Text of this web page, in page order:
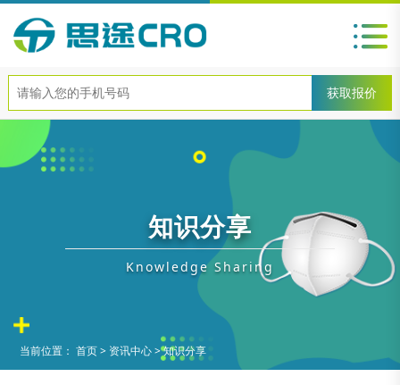
知识分享
Knowledge Sharing
当前位置：首页> 资讯中心>知识分享